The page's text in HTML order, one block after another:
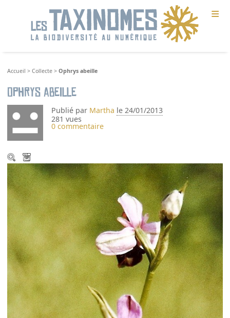
≡
Accueil >Collecte >Ophrys abeille
Ophrys abeille
Publié par Martha le 24/01/2013
281 vues
0 commentaire